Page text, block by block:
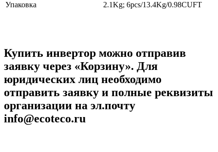
Упаковка
2.1Kg; 6pcs/13.4Kg/0.98CUFT
Купить инвертор можно отправив
заявку через «Корзину». Для
юридических лиц необходимо
отправить заявку и полные реквизиты
организации на эл.почту
info@ecoteco.ru